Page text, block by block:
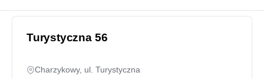
Turystyczna 56
Charzykowy, ul. Turystyczna